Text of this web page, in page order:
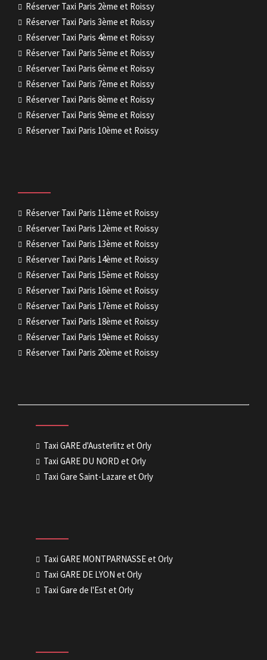
Réserver Taxi Paris 2ème et Roissy
Réserver Taxi Paris 3ème et Roissy
Réserver Taxi Paris 4ème et Roissy
Réserver Taxi Paris 5ème et Roissy
Réserver Taxi Paris 6ème et Roissy
Réserver Taxi Paris 7ème et Roissy
Réserver Taxi Paris 8ème et Roissy
Réserver Taxi Paris 9ème et Roissy
Réserver Taxi Paris 10ème et Roissy
Réserver Taxi Paris 11ème et Roissy
Réserver Taxi Paris 12ème et Roissy
Réserver Taxi Paris 13ème et Roissy
Réserver Taxi Paris 14ème et Roissy
Réserver Taxi Paris 15ème et Roissy
Réserver Taxi Paris 16ème et Roissy
Réserver Taxi Paris 17ème et Roissy
Réserver Taxi Paris 18ème et Roissy
Réserver Taxi Paris 19ème et Roissy
Réserver Taxi Paris 20ème et Roissy
Taxi GARE d'Austerlitz et Orly
Taxi GARE DU NORD et Orly
Taxi Gare Saint-Lazare et Orly
Taxi GARE MONTPARNASSE et Orly
Taxi GARE DE LYON et Orly
Taxi Gare de l'Est et Orly